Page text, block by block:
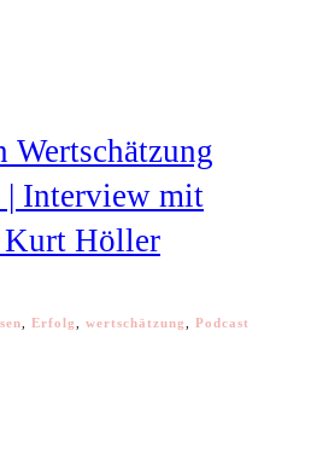
Wertschätzung
| Interview mit
Kurt Höller
Erfolg wertschätzung Podcast